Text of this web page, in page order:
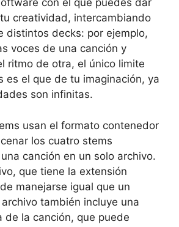
con el que puedes dar
creatividad, intercambiando
distintos decks: por ejemplo,
voces de una canción y
ritmo de otra, el único limite
es el que de tu imaginación, ya
son infinitas.
usan el formato contenedor
los cuatro stems
canción en un solo archivo.
que tiene la extensión
manejarse igual que un
también incluye una
de la canción, que puede